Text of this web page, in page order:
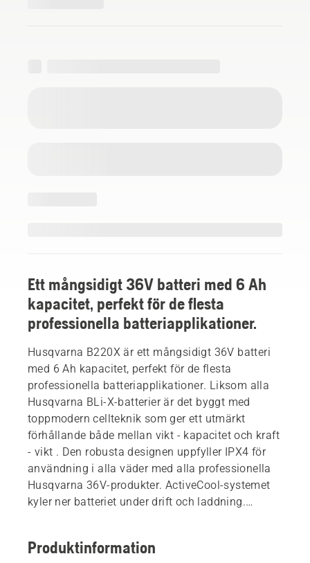
Ett mångsidigt 36V batteri med 6 Ah
kapacitet, perfekt för de flesta
professionella batteriapplikationer.
Husqvarna B220X är ett mångsidigt 36V batteri
med 6 Ah kapacitet, perfekt för de flesta
professionella batteriapplikationer. Liksom alla
Husqvarna BLi-X-batterier är det byggt med
toppmodern cellteknik som ger ett utmärkt
förhållande både mellan vikt - kapacitet och kraft
- vikt . Den robusta designen uppfyller IPX4 för
användning i alla väder med alla professionella
Husqvarna 36V-produkter. ActiveCool-systemet
kyler ner batteriet under drift och laddning.
Produktinformation